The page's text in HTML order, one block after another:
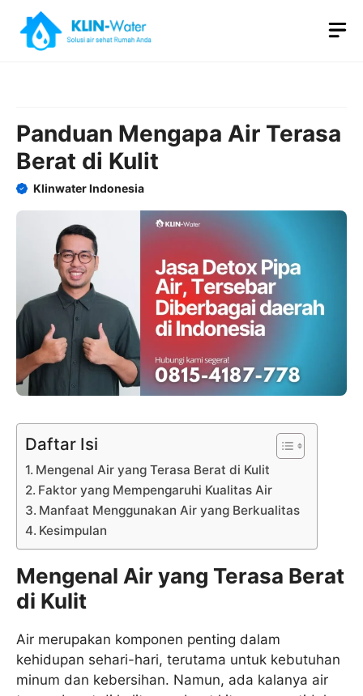
content
Panduan Mengapa Air Terasa
Berat di Kulit
Klinwater Indonesia
Daftar Isi
Mengenal Air yang Terasa Berat di Kulit
Faktor yang Mempengaruhi Kualitas Air
Manfaat Menggunakan Air yang Berkualitas
Kesimpulan
Mengenal Air yang Terasa Berat
di Kulit
Air merupakan komponen penting dalam
kehidupan sehari-hari, terutama untuk kebutuhan
minum dan kebersihan. Namun, ada kalanya air